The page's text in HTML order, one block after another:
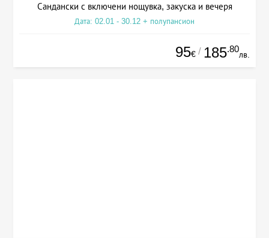
Сандански с включени нощувка, закуска и вечеря
Дата: 02.01 - 30.12 + полупансион
95€ / 185.80
лв.